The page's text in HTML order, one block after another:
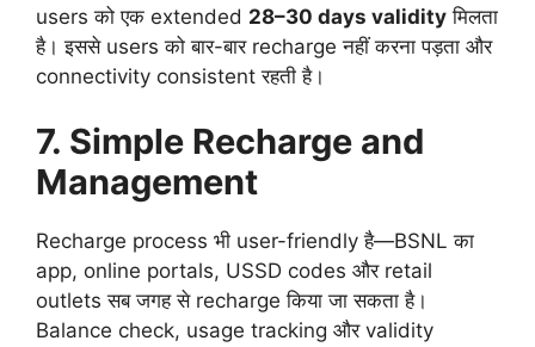
users को एक extended 28–30 days validity मिलता
है। इससे users को बार-बार recharge नहीं करना पड़ता और
connectivity consistent रहती है।
7. Simple Recharge and
Management
Recharge process भी user-friendly है—BSNL का
app, online portals, USSD codes और retail
outlets सब जगह से recharge किया जा सकता है।
Balance check, usage tracking और validity